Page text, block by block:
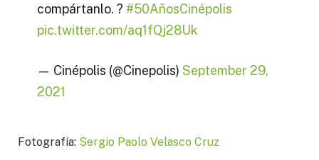
compártanlo. ? #50AñosCinépolis
pic.twitter.com/aq1fQj28Uk
— Cinépolis (@Cinepolis) September 29,
2021
Fotografía: Sergio Paolo Velasco Cruz